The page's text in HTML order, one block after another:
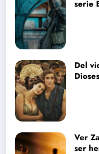
serie
Del
Ver
ser